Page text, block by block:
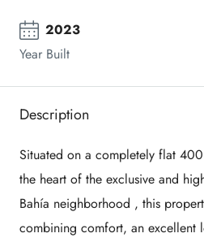
2023
Year Built
Description
Situated on a completely flat
the heart of the exclusive and
Bahía neighborhood , this
combining comfort, an excellent